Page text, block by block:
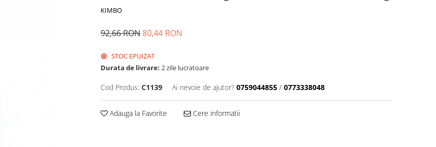
KIMBO
92,66 RON80,44 RON
STOC EPUIZAT
Durata de livrare: 2 zile lucratoare
Cod Produs: C1139 Ai nevoie de ajutor? 0759044855 / 0773338048
Adauga la Favorite Cere informatii